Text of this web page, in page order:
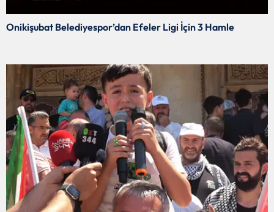
Onikişubat Belediyespor’dan Efeler Ligi İçin 3 Hamle